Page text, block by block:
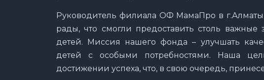
Руководитель филиала ОФ МамаПро в
рады, что смогли предоставить столь
детей. Миссия нашего фонда – улучшать
детей с особыми потребностями. Наша
достижении успеха, что, в свою очередь,